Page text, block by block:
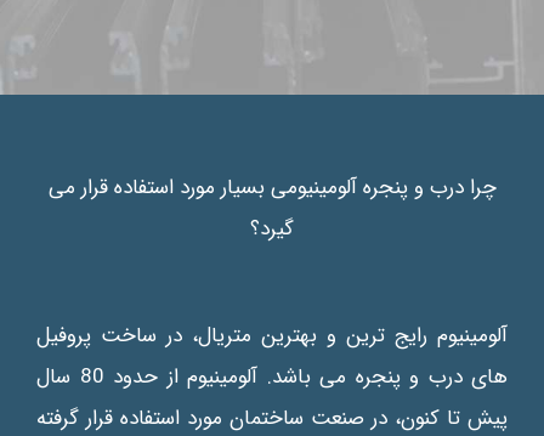
چرا درب و پنجره آلومینیومی بسیار مورد استفاده قرار می
گیرد؟
آلومینیوم رایج ترین و بهترین متریال، در ساخت پروفیل
های درب و پنجره می باشد. آلومینیوم از حدود 80 سال
پیش تا کنون، در صنعت ساختمان مورد استفاده قرار گرفته